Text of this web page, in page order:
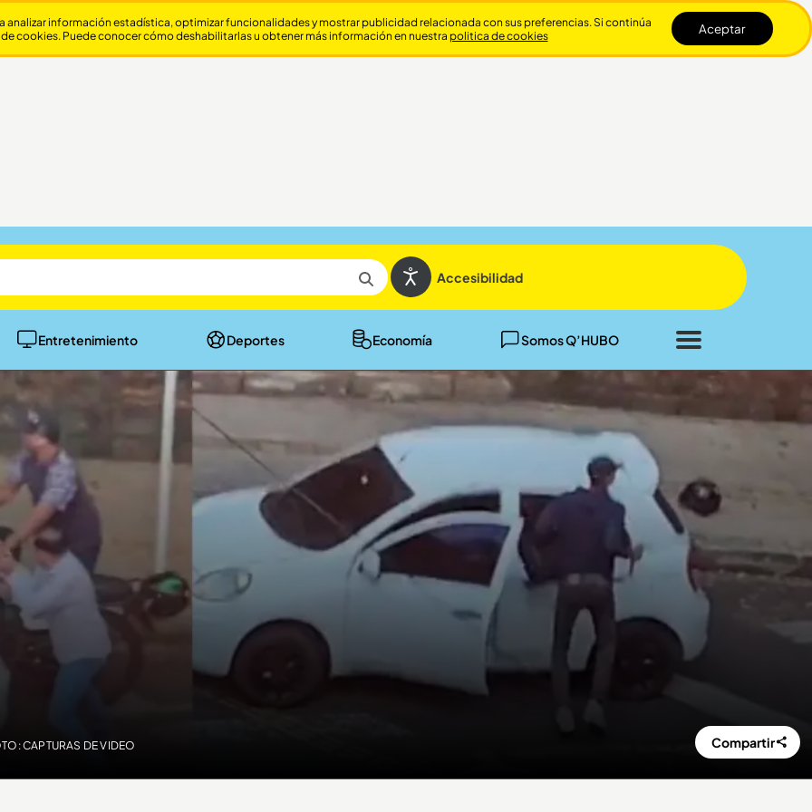
Accesibilidad
Entretenimiento Deportes Economía Somos Q’HUBO
Cerrar
CAPTURAS DE VIDEO Compartir
información estadística, optimizar funcionalidades y mostrar publicidad relacionada con sus preferencias. Si continúa
cookies. Puede conocer cómo deshabilitarlas u obtener más información en nuestra politica de cookies Aceptar